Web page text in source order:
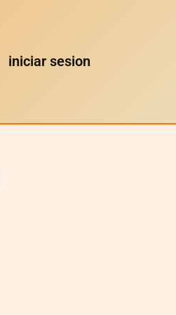
iniciar sesion